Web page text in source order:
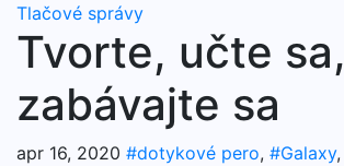
Tlačové správy
Tvorte, učte sa,
zabávajte sa
apr 16, 2020 #dotykové pero, #Galaxy,